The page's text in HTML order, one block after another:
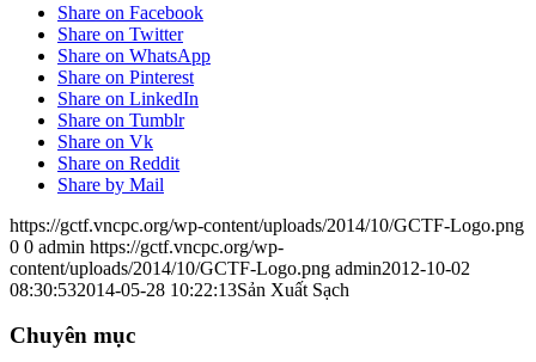
Share on Facebook
Share on Twitter
Share on WhatsApp
Share on Pinterest
Share on LinkedIn
Share on Tumblr
Share on Vk
Share on Reddit
Share by Mail
https://gctf.vncpc.org/wp-content/uploads/2014/10/GCTF-Logo.png
0 0 admin https://gctf.vncpc.org/wp-
content/uploads/2014/10/GCTF-Logo.png admin2012-10-02
08:30:532014-05-28 10:22:13Sản Xuất Sạch
Chuyên mục